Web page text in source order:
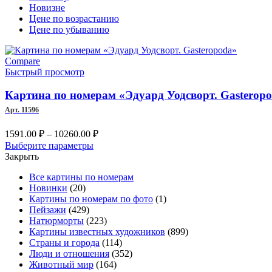
Новизне
Цене по возрастанию
Цене по убыванию
Compare
Быстрый просмотр
Картина по номерам «Эдуард Уодсворт.
Арт. 11596
1591.00 ₽ – 10260.00 ₽Диапазон
10260.00 ₽
Выберите параметрыЭтот
несколько
Опции
выбрать
на
странице
товара.
Закрыть
Все картины по номерам
Новинки (20)
Картины по номерам по фото (1)
Пейзажи (429)
Натюрморты (223)
Картины известных художников (899)
Страны и города (114)
Люди и отношения (352)
Животный мир (164)